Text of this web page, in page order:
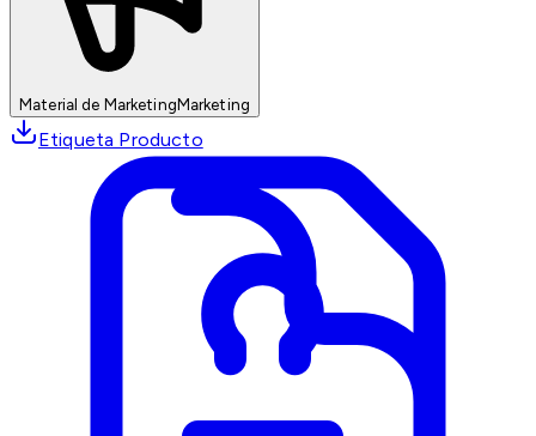
Material de MarketingMarketing
Etiqueta Producto